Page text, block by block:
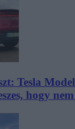
Tesla
hogy